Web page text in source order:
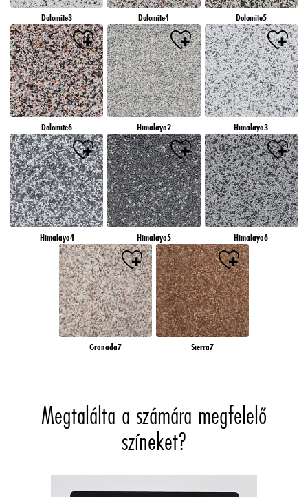
Dolomite3 Dolomite4 Dolomite5
Dolomite6 Himalaya2 Himalaya3
Himalaya4 Himalaya5 Himalaya6
Granada7 Sierra7
Megtalálta a számára megfelelő
színeket?